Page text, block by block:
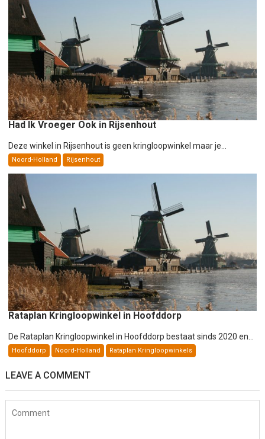
Had Ik Vroeger Ook in Rijsenhout
Deze winkel in Rijsenhout is geen kringloopwinkel maar je...
Noord-Holland Rijsenhout
Rataplan Kringloopwinkel in Hoofddorp
De Rataplan Kringloopwinkel in Hoofddorp bestaat sinds 2020 en...
Hoofddorp Noord-Holland Rataplan Kringloopwinkels
LEAVE A COMMENT